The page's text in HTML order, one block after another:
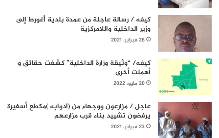
كيفه / رسالة عاجلة من عمدة بلدية أغورط إلى
وزير الداخلية واللامركزية
26 فبراير، 2021
كيفه/ “وثيقة وزارة الداخلية” كشفت حقائق و
أهملت أخرى
20 مايو، 2022
عاجل / مزارعون ووجهاء من (آدوابه )مكطع أسفيرة
يرفضون تشييد بناء قرب مزارعهم
23 فبراير، 2021